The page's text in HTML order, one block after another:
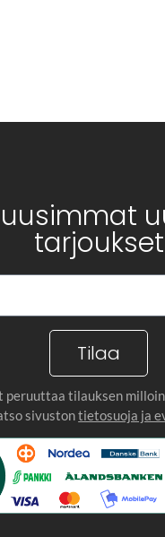
tarjoukset
Tilaa
peruuttaa tilauksen
sivustontietosuoja ja